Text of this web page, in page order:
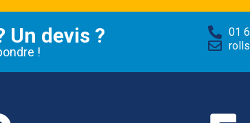
Un devis ?
!
01